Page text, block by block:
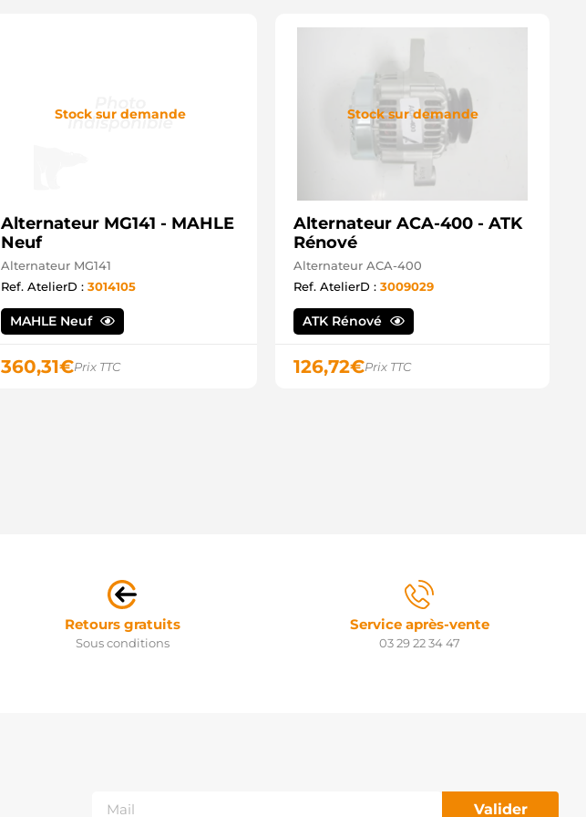
Stock sur demande
Alternateur MG141 - MAHLE
Neuf
Alternateur MG141
Ref. AtelierD : 3014105
MAHLE Neuf
360,31€Prix TTC
Stock sur demande
Alternateur ACA-400 - ATK
Rénové
Alternateur ACA-400
Ref. AtelierD : 3009029
ATK Rénové
126,72€Prix TTC
Retours gratuits
Sous conditions
Service après-vente
03 29 22 34 47
Valider